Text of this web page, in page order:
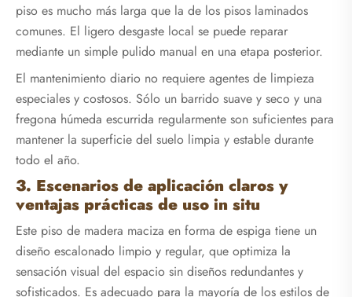
piso es mucho más larga que la de los pisos laminados
comunes. El ligero desgaste local se puede reparar
mediante un simple pulido manual en una etapa posterior.
El mantenimiento diario no requiere agentes de limpieza
especiales y costosos. Sólo un barrido suave y seco y una
fregona húmeda escurrida regularmente son suficientes para
mantener la superficie del suelo limpia y estable durante
todo el año.
3. Escenarios de aplicación claros y
ventajas prácticas de uso in situ
Este piso de madera maciza en forma de espiga tiene un
diseño escalonado limpio y regular, que optimiza la
sensación visual del espacio sin diseños redundantes y
sofisticados. Es adecuado para la mayoría de los estilos de